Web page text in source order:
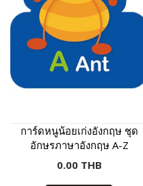
การ์ดหนูน้อยเก่งอังกฤษ ชุด
อักษรภาษาอังกฤษ A-Z
0.00 THB